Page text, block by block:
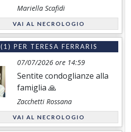
Mariella Scafidi
VAI AL NECROLOGIO
(1) PER TERESA FERRARIS
07/07/2026 ore 14:59
Sentite condoglianze alla
famiglia 🙏
Zacchetti Rossana
VAI AL NECROLOGIO